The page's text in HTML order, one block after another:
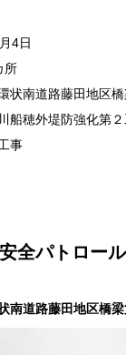
4日
所
状南道路藤田地区
船穂外堤防強化第
事
全パトロー
南道路藤田地区橋